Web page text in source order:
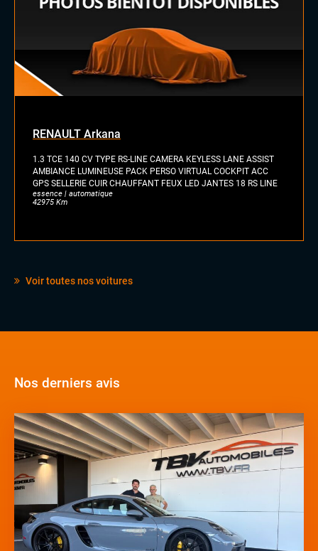
RENAULT Arkana
1.3 TCE 140 CV TYPE RS-LINE CAMERA KEYLESS LANE ASSIST
AMBIANCE LUMINEUSE PACK PERSO VIRTUAL COCKPIT ACC
GPS SELLERIE CUIR CHAUFFANT FEUX LED JANTES 18 RS LINE
essence | automatique
42975 Km
Voir toutes nos voitures
Nos derniers avis